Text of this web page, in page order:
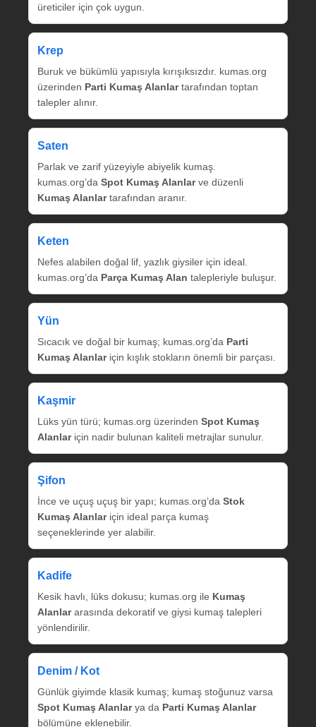
üreticiler için çok uygun.
Krep
Buruk ve bükümlü yapısıyla kırışıksızdır. kumas.org
üzerinden Parti Kumaş Alanlartarafından toptan
talepler alınır.
Saten
Parlak ve zarif yüzeyiyle abiyelik kumaş.
kumas.org’da Spot Kumaş Alanlarve düzenli
Kumaş Alanlartarafından aranır.
Keten
Nefes alabilen doğal lif, yazlık giysiler için ideal.
kumas.org’da Parça Kumaş Alan talepleriyle buluşur.
Yün
Sıcacık ve doğal bir kumaş; kumas.org’da Parti
Kumaş Alanlariçin kışlık stokların önemli bir parçası.
Kaşmir
Lüks yün türü; kumas.org üzerinden Spot Kumaş
Alanlariçin nadir bulunan kaliteli metrajlar sunulur.
Şifon
İnce ve uçuş uçuş bir yapı; kumas.org’da Stok
Kumaş Alanlariçin ideal parça kumaş
seçeneklerinde yer alabilir.
Kadife
Kesik havlı, lüks dokusu; kumas.org ile Kumaş
Alanlararasında dekoratif ve giysi kumaş talepleri
yönlendirilir.
Denim / Kot
Günlük giyimde klasik kumaş; kumaş stoğunuz varsa
Spot Kumaş Alanlarya da Parti Kumaş Alanlar
bölümüne eklenebilir.